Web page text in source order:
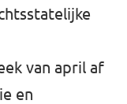
van april af
en